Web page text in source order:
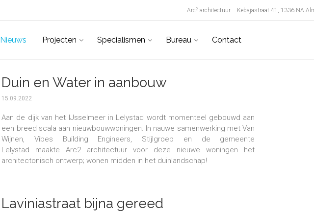
Arc 2 architectuur Kebajastraat 41, 1336 NA
Nieuws Projecten Specialismen Bureau Contact
Duin en Water in aanbouw
15.09.2022
Aan de dijk van het IJsselmeer in Lelystad wordt momenteel gebouwd aan
een breed scala aan nieuwbouwwoningen. In nauwe samenwerking met Van
Wijnen, Vibes Building Engineers, Stijlgroep en de gemeente
Lelystad maakte Arc2 architectuur voor deze nieuwe woningen het
architectonisch ontwerp; wonen midden in het duinlandschap!
Laviniastraat bijna gereed